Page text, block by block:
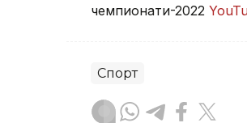
чемпионати-2022
Спорт